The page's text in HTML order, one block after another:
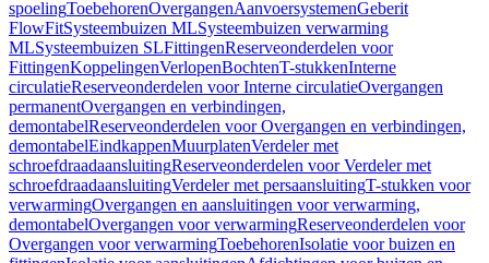
spoelingToebehorenOvergangenAanvoersystemenGeberit
FlowFitSysteembuizen MLSysteembuizen verwarming
MLSysteembuizen SLFittingenReserveonderdelen voor
FittingenKoppelingenVerlopenBochtenT-stukkenInterne
circulatieReserveonderdelen voor Interne circulatieOvergangen
permanentOvergangen en verbindingen,
demontabelReserveonderdelen voor Overgangen en verbindingen,
demontabelEindkappenMuurplatenVerdeler met
schroefdraadaansluitingReserveonderdelen voor Verdeler met
schroefdraadaansluitingVerdeler met persaansluitingT-stukken voor
verwarmingOvergangen en aansluitingen voor verwarming,
demontabelOvergangen voor verwarmingReserveonderdelen voor
Overgangen voor verwarmingToebehorenIsolatie voor buizen en